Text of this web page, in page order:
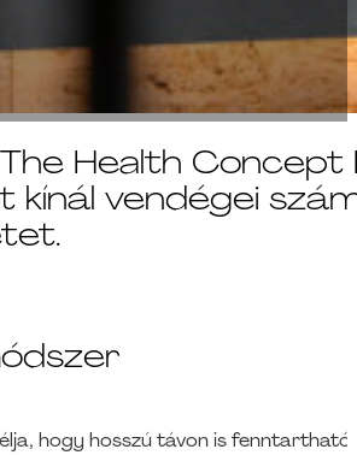
The Health
kínál vendégei
hogy hosszú távon is